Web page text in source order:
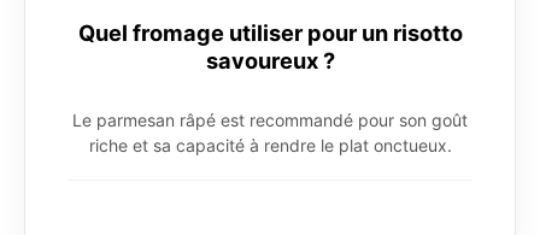
Quel fromage utiliser pour un risotto
savoureux ?
Le parmesan râpé est recommandé pour son goût
riche et sa capacité à rendre le plat onctueux.